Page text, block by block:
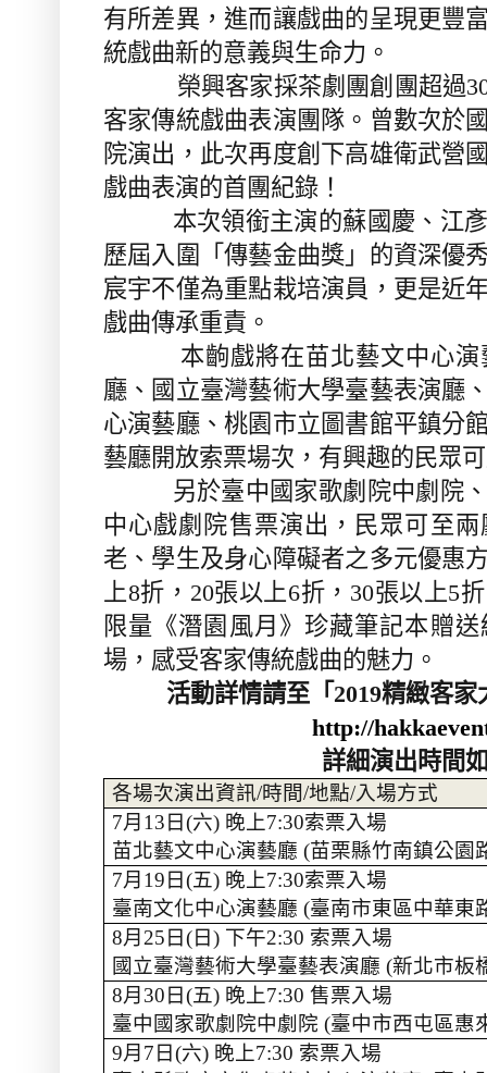
有所差異，進而讓戲曲的呈現更豐
統戲曲新的意義與生命力。
榮興客家採茶劇團創團超過
客家傳統戲曲表演團隊。曾數次於
院演出，此次再度創下高雄衛武營
戲曲表演的首團紀錄！
本次領銜主演的蘇國慶、江彥
歷屆入圍「傳藝金曲獎」的資深優
宸宇不僅為重點栽培演員，更是近
戲曲傳承重責。
本齣戲將在苗北藝文中心演
廳、國立臺灣藝術大學臺藝表演廳
心演藝廳、桃園市立圖書館平鎮分
藝廳開放索票場次，有興趣的民眾
另於臺中國家歌劇院中劇院、
中心戲劇院售票演出，民眾可至
老、學生及身心障礙者之多元優惠
上8折， 20張以上6折， 30張以上5
限量《潛園風月》珍藏筆記本贈
場，感受客家傳統戲曲的魅力。
活動詳情請至 「 2019精緻客家
http://
詳細演出時間
各場次演出資訊/時間/地點/入場方式
7月 13日(六) 晚上7:30索票入場
苗北藝文中心演藝廳 (苗栗縣竹南鎮公園
7月 19日(五) 晚上7:30索票入場
臺南文化中心演藝廳(臺南市東區中華東
8月 25日(日) 下午2:30 索票入場
國立臺灣藝術大學臺藝表演廳 (新北市板
8月 30日(五) 晚上7:30 售票入場
臺中國家歌劇院中劇院 (臺中市西屯區惠
9月 7日(六) 晚上7:30 索票入場